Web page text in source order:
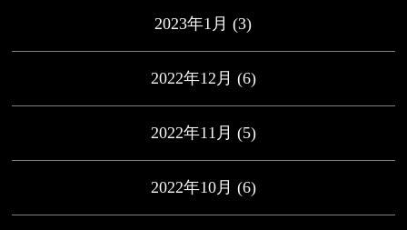
2023年1月 (3)
2022年12月 (6)
2022年11月 (5)
2022年10月 (6)